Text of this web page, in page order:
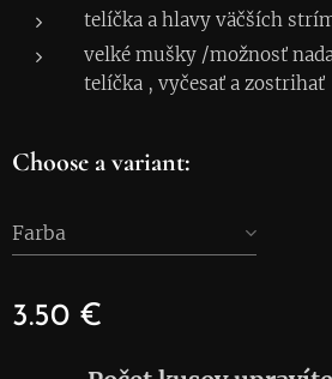
telíčka a hlavy väčších
velké mušky /možnosť
telíčka , vyčesať a zostrihať
Choose a variant:
Farba
3.50 €